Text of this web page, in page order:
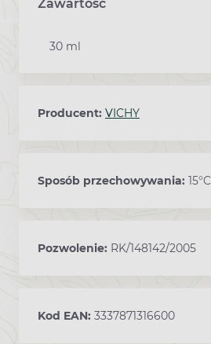
Zawartość
30 ml
Producent: VICHY
Sposób przechowywania:
Pozwolenie: RK/148142/2005
Kod EAN: 3337871316600